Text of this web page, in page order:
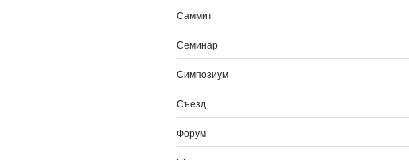
Саммит
Семинар
Симпозиум
Съезд
Форум